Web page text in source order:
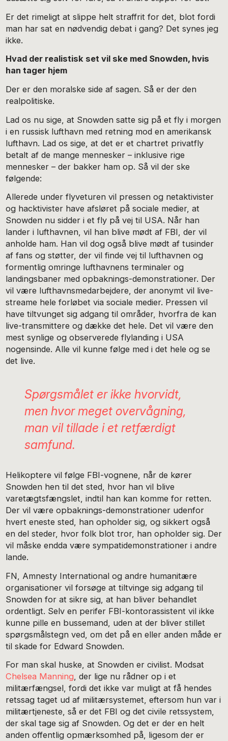
Er det rimeligt at slippe helt straffrit for det, blot fordi
man har sat en nødvendig debat i gang? Det synes jeg
ikke.
Hvad der realistisk set vil ske med Snowden, hvis
han tager hjem
Der er den moralske side af sagen. Så er der den
realpolitiske.
Lad os nu sige, at Snowden satte sig på et fly i morgen
i en russisk lufthavn med retning mod en amerikansk
lufthavn. Lad os sige, at det er et chartret privatfly
betalt af de mange mennesker – inklusive rige
mennesker – der bakker ham op. Så vil der ske
følgende:
Allerede under flyveturen vil pressen og netaktivister
og hacktivister have afsløret på sociale medier, at
Snowden nu sidder i et fly på vej til USA. Når han
lander i lufthavnen, vil han blive mødt af FBI, der vil
anholde ham. Han vil dog også blive mødt af tusinder
af fans og støtter, der vil finde vej til lufthavnen og
formentlig omringe lufthavnens terminaler og
landingsbaner med opbaknings-demonstrationer. Der
vil være lufthavnsmedarbejdere, der anonymt vil live-
streame hele forløbet via sociale medier. Pressen vil
have tiltvunget sig adgang til områder, hvorfra de kan
live-transmittere og dække det hele. Det vil være den
mest synlige og observerede flylanding i USA
nogensinde. Alle vil kunne følge med i det hele og se
det live.
Spørgsmålet er ikke hvorvidt,
men hvor meget overvågning,
man vil tillade i et retfærdigt
samfund.
Helikoptere vil følge FBI-vognene, når de kører
Snowden hen til det sted, hvor han vil blive
varetægtsfængslet, indtil han kan komme for retten.
Der vil være opbaknings-demonstrationer udenfor
hvert eneste sted, han opholder sig, og sikkert også
en del steder, hvor folk blot tror, han opholder sig. Der
vil måske endda være sympatidemonstrationer i andre
lande.
FN, Amnesty International og andre humanitære
organisationer vil forsøge at tiltvinge sig adgang til
Snowden for at sikre sig, at han bliver behandlet
ordentligt. Selv en perifer FBI-kontorassistent vil ikke
kunne pille en bussemand, uden at der bliver stillet
spørgsmålstegn ved, om det på en eller anden måde er
til skade for Edward Snowden.
For man skal huske, at Snowden er civilist. Modsat
Chelsea Manning, der lige nu rådner op i et
militærfængsel, fordi det ikke var muligt at få hendes
retssag taget ud af militærsystemet, eftersom hun var i
militærtjeneste, så er det FBI og det civile retssystem,
der skal tage sig af Snowden. Og det er der en helt
anden offentlig opmærksomhed på, ligesom der er